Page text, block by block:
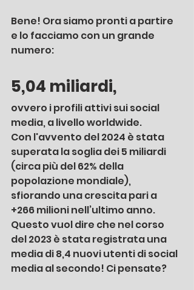
Bene! Ora siamo pronti a partire
e lo facciamo con un grande
numero:
5,04 miliardi,
ovvero iprofili attivi sui social
media, a livello worldwide.
Con l'avvento del 2024 è stata
superata la soglia dei 5 miliardi
(circa più del 62% della
popolazione mondiale),
sfiorando una crescita pari a
+266 milioni nell’ultimo anno.
Questo vuol dire che nel corso
del 2023 è stata registrata una
media di 8,4 nuovi utenti di social
media al secondo! Ci pensate?